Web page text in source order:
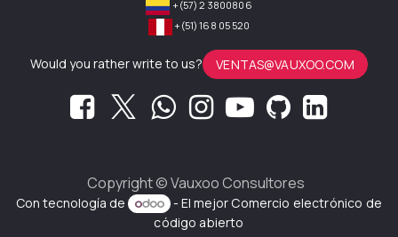
+(57) 2 3800806
+(51) 168 05 520
Would you rather write to us? VENTAS@VAUXOO.COM
Copyright ©Vauxoo Consultores
Con tecnología de - El mejor Comercio electrónico de
código abierto